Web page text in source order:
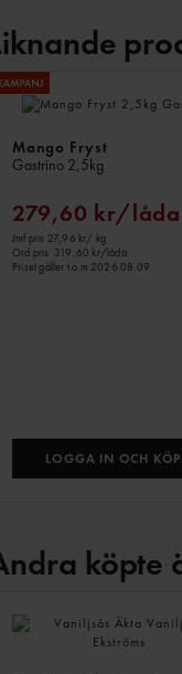
Mango Fryst
Gastrino 2,5kg
279,60 kr/låda
Jmf.pris 27,96 kr/ kg
Ord.pris 319,60 kr/låda
Priset gäller t.o.m 2026.08.09
LOGGA IN OCH KÖP
köpte